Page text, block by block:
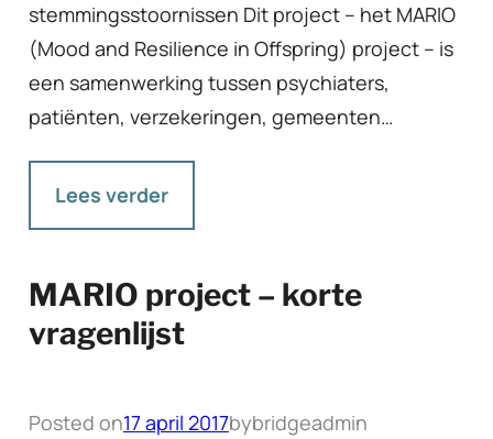
stemmingsstoornissen Dit project – het MARIO
(Mood and Resilience in Offspring) project – is
een samenwerking tussen psychiaters,
patiënten, verzekeringen, gemeenten…
Lees verder
MARIO project – korte
vragenlijst
Posted on17 april 2017bybridgeadmin